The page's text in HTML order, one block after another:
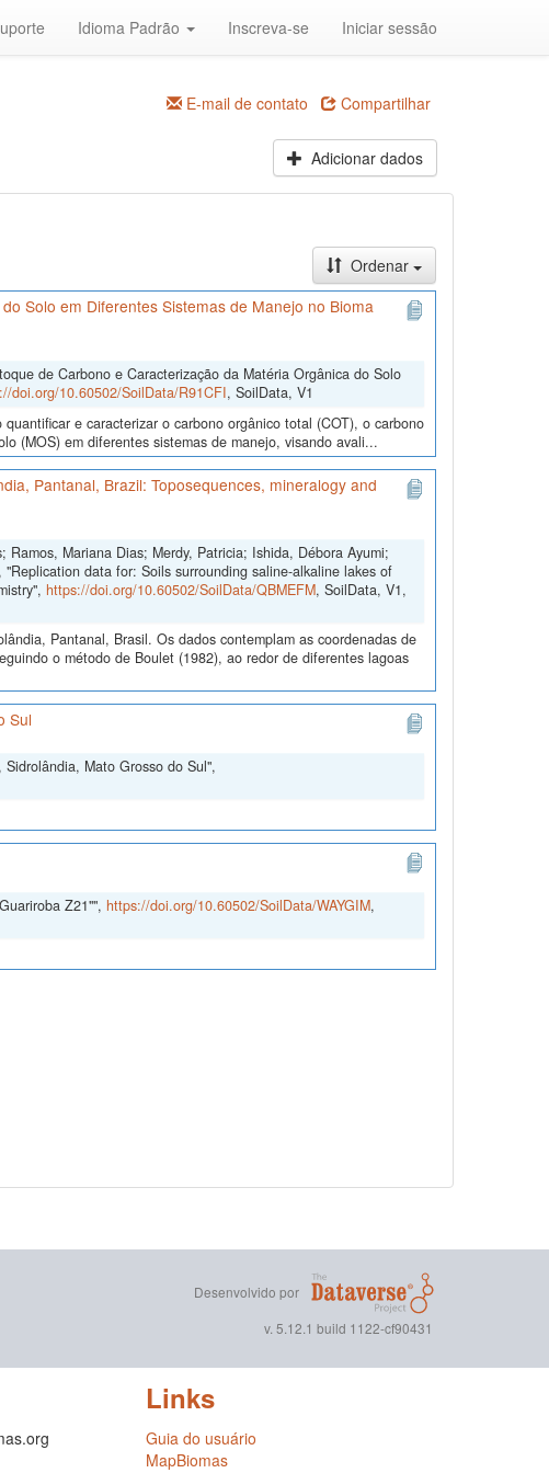
Idioma Padrão Inscreva-se Iniciar sessão
E-mail de contato Compartilhar
Adicionar dados
Ordenar
Solo em Diferentes Sistemas de Manejo no Bioma
de Carbono e Caracterização da Matéria Orgânica do Solo
doi.org/10.60502/SoilData/R91CFI, SoilData, V1
e caracterizar o carbono orgânico total (COT), o carbono
(MOS) em diferentes sistemas de manejo, visando avali...
Pantanal, Brazil: Toposequences, mineralogy and
Mariana Dias; Merdy, Patricia; Ishida, Débora Ayumi;
data for: Soils surrounding saline-alkaline lakes of
https://doi.org/10.60502/SoilData/QBMEFM, SoilData, V1,
Pantanal, Brasil. Os dados contemplam as coordenadas de
o método de Boulet (1982), ao redor de diferentes lagoas
Sul
Mato Grosso do Sul",
Z21"", https://doi.org/10.60502/SoilData/WAYGIM,
Desenvolvido por
v. 5.12.1 build 1122-cf90431
Links
Guia do usuário
MapBiomas